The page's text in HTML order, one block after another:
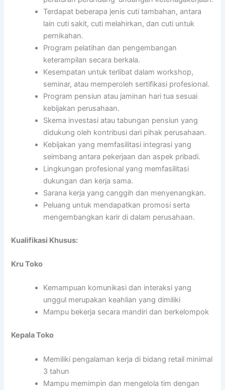
Terdapat beberapa jenis cuti tambahan, antara
lain cuti sakit, cuti melahirkan, dan cuti untuk
pernikahan.
Program pelatihan dan pengembangan
keterampilan secara berkala.
Kesempatan untuk terlibat dalam workshop,
seminar, atau memperoleh sertifikasi profesional.
Program pensiun atau jaminan hari tua sesuai
kebijakan perusahaan.
Skema investasi atau tabungan pensiun yang
didukung oleh kontribusi dari pihak perusahaan.
Kebijakan yang memfasilitasi integrasi yang
seimbang antara pekerjaan dan aspek pribadi.
Lingkungan profesional yang memfasilitasi
dukungan dan kerja sama.
Sarana kerja yang canggih dan menyenangkan.
Peluang untuk mendapatkan promosi serta
mengembangkan karir di dalam perusahaan.
Kualifikasi Khusus:
Kru Toko
Kemampuan komunikasi dan interaksi yang
unggul merupakan keahlian yang dimiliki
Mampu bekerja secara mandiri dan berkelompok
Kepala Toko
Memiliki pengalaman kerja di bidang retail minimal
3 tahun
Mampu memimpin dan mengelola tim dengan